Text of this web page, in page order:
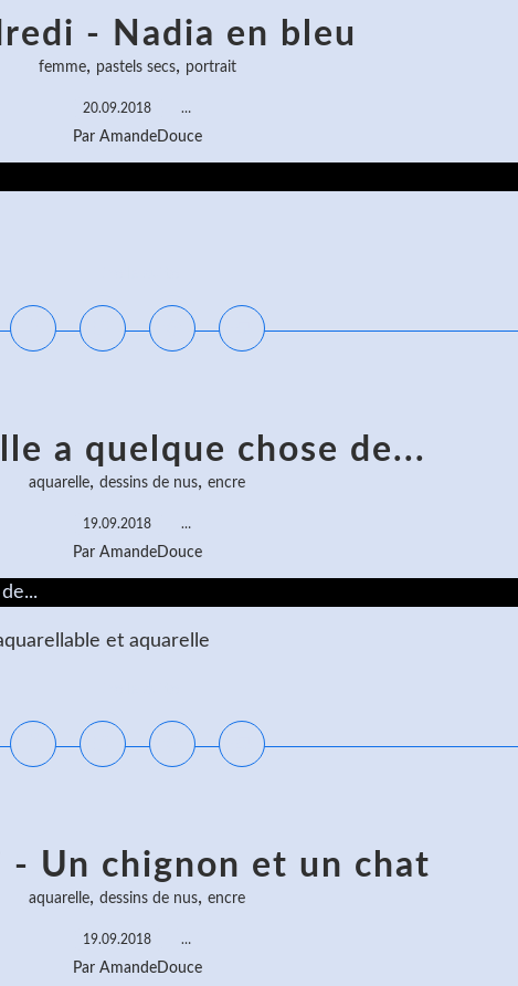
- Nadia en bleu
femme, pastels secs, portrait
20.09.2018 …
Par AmandeDouce
a quelque chose de...
aquarelle, dessins de nus, encre
19.09.2018 …
Par AmandeDouce
et aquarelle
- Un chignon et un chat
aquarelle, dessins de nus, encre
19.09.2018 …
Par AmandeDouce